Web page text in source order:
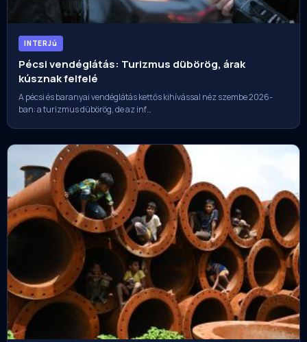
INTERJú
Pécsi vendéglátás: Turizmus dübörög, árak
kúsznak felfelé
A pécsi és baranyai vendéglátás kettős kihívással néz szembe 2026-
ban: a turizmus dübörög, de az inf…